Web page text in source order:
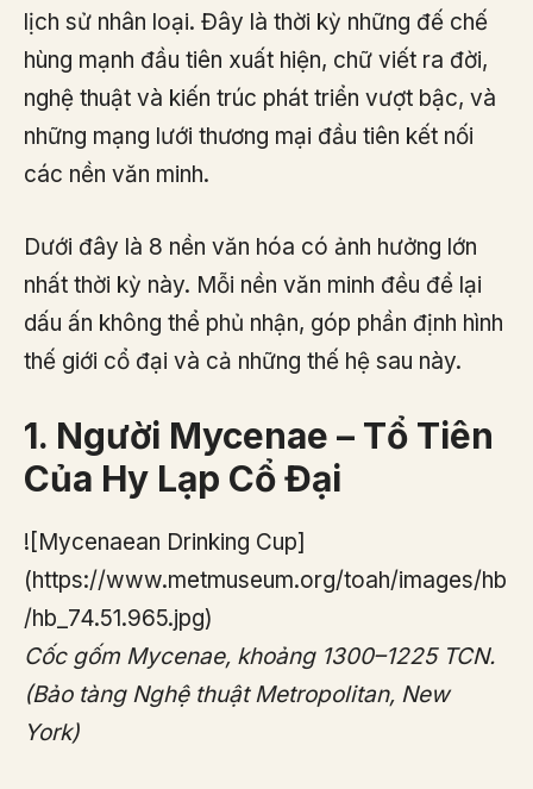
lịch sử nhân loại. Đây là thời kỳ những đế chế
hùng mạnh đầu tiên xuất hiện, chữ viết ra đời,
nghệ thuật và kiến trúc phát triển vượt bậc, và
những mạng lưới thương mại đầu tiên kết nối
các nền văn minh.
Dưới đây là 8 nền văn hóa có ảnh hưởng lớn
nhất thời kỳ này. Mỗi nền văn minh đều để lại
dấu ấn không thể phủ nhận, góp phần định hình
thế giới cổ đại và cả những thế hệ sau này.
1. Người Mycenae – Tổ Tiên
Của Hy Lạp Cổ Đại
![Mycenaean Drinking Cup]
(https://www.metmuseum.org/toah/images/hb
/hb_74.51.965.jpg)
Cốc gốm Mycenae, khoảng 1300–1225 TCN.
(Bảo tàng Nghệ thuật Metropolitan, New
York)